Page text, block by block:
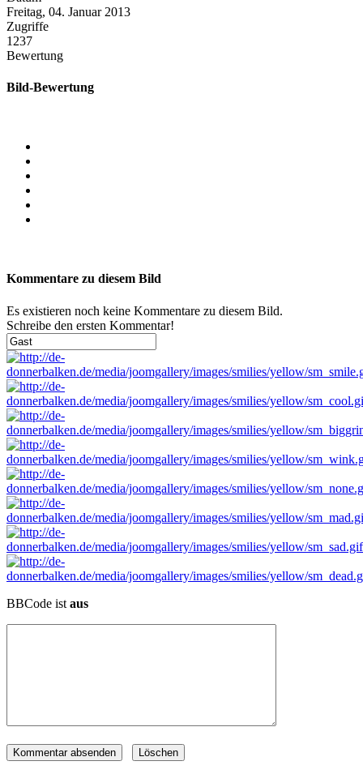
Freitag, 04. Januar 2013
Zugriffe
1237
Bewertung
Bild-Bewertung
Kommentare zu diesem Bild
Es existieren noch keine Kommentare zu diesem Bild.
Schreibe den ersten Kommentar!
BBCode ist aus